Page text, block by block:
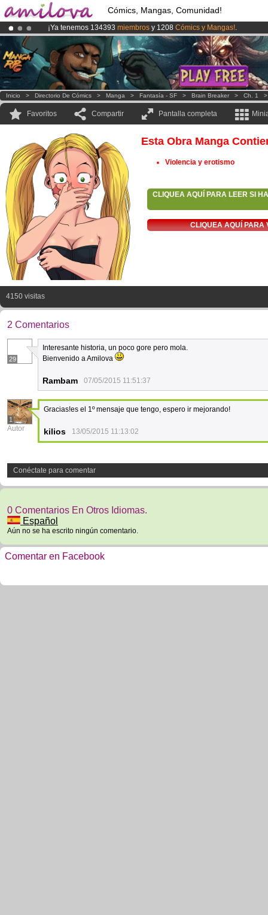
Cómics, Mangas, Comunidad!
¡Ya tenemos 134393 miembros y 1208 Cómics y Mangas!.
¡Conviertete en Premium por3.95 eurosal mes!Hazte Premium ya
El Kickstarter Amilova está desormado lanzado!.
Inicio > Directorio De Cómics > Manga > Fantasía - SF > Brain Breaker > Ch. 1
Favoritos Compartir Pantalla completa
Esta Obra Manga
Violencia y erotismo
CLIQUEA AQUÍ PARA LEER SI
CLIQUEA AQUÍ PARA
4150 visitas
2 Comentarios
29
Interesante historia, un poco gore pero mola.
Bienvenido a Amilova
Rambam 07/05/2015 11:51:37
1
Autor
Gracias!es el 1º mensaje que tengo, espero ir mejorando!
kilios 13/05/2015 11:13:02
Conéctate para comentar
0 Comentarios En Otros Idiomas.
Español
Aún no se ha escrito ningún comentario.
Comentar en Facebook